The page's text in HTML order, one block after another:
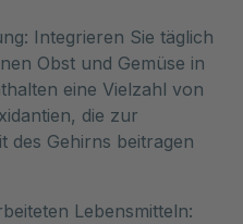
Integrieren Sie täglich
Obst und Gemüse in
eine Vielzahl von
die zur
des Gehirns beitragen
Lebensmitteln: